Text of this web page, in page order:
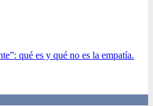
qué es y qué no es la empatía.